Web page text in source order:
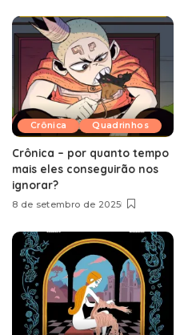
Crônica Quadrinhos
Crônica – por quanto tempo
mais eles conseguirão nos
ignorar?
8 de setembro de 2025